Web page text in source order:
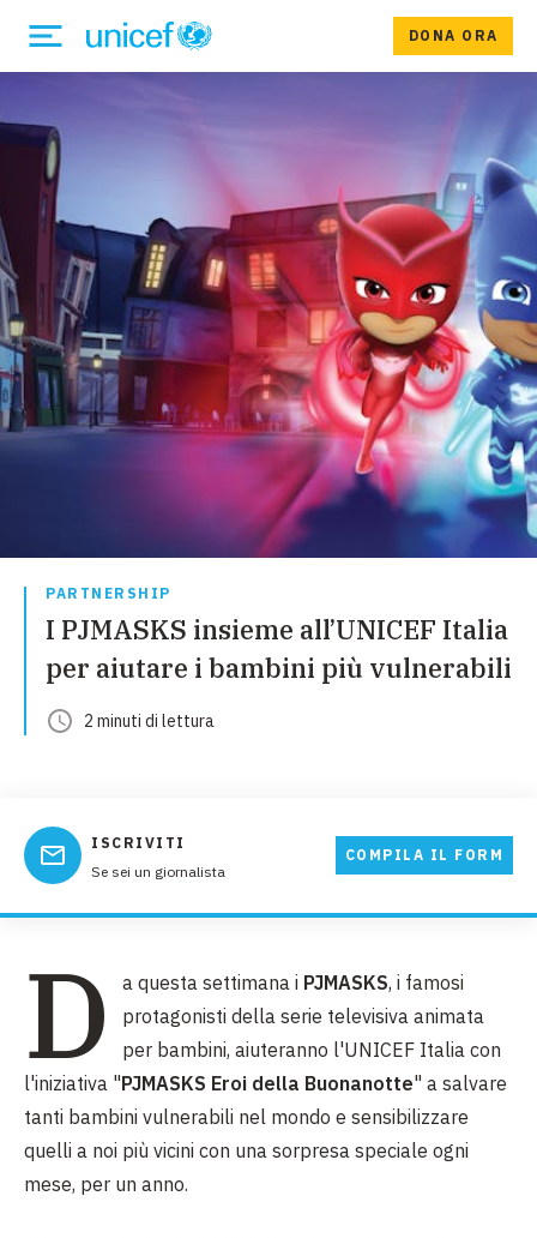
DONA ORA
PARTNERSHIP
I PJMASKS insieme all’UNICEF Italia
per aiutare i bambini più vulnerabili
2 minuti di lettura
ISCRIVITI
Se sei un giornalista
COMPILA IL FORM
D a questa settimana i PJMASKS, i famosi
protagonisti della serie televisiva animata
per bambini, aiuteranno l'UNICEF Italia con
l'iniziativa "PJMASKS Eroi della Buonanotte" a salvare
tanti bambini vulnerabili nel mondo e sensibilizzare
quelli a noi più vicini con una sorpresa speciale ogni
mese, per un anno.